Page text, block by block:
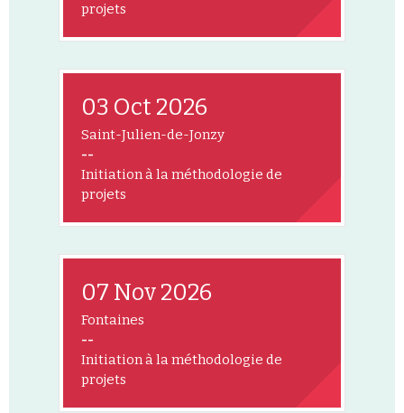
projets
03 Oct 2026
Saint-Julien-de-Jonzy
--
Initiation à la méthodologie de
projets
07 Nov 2026
Fontaines
--
Initiation à la méthodologie de
projets